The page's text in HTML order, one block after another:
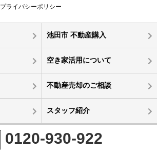
プライバシーポリシー
池田市 不動産購入
空き家活用について
不動産売却のご相談
スタッフ紹介
0120-930-922